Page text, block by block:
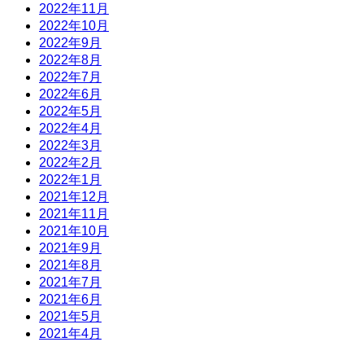
2022年11月
2022年10月
2022年9月
2022年8月
2022年7月
2022年6月
2022年5月
2022年4月
2022年3月
2022年2月
2022年1月
2021年12月
2021年11月
2021年10月
2021年9月
2021年8月
2021年7月
2021年6月
2021年5月
2021年4月